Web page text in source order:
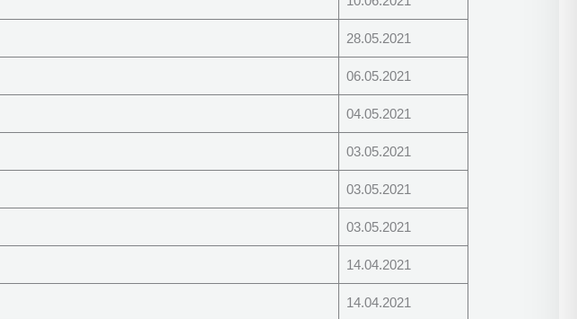
28.05.2021
06.05.2021
04.05.2021
03.05.2021
03.05.2021
03.05.2021
14.04.2021
14.04.2021